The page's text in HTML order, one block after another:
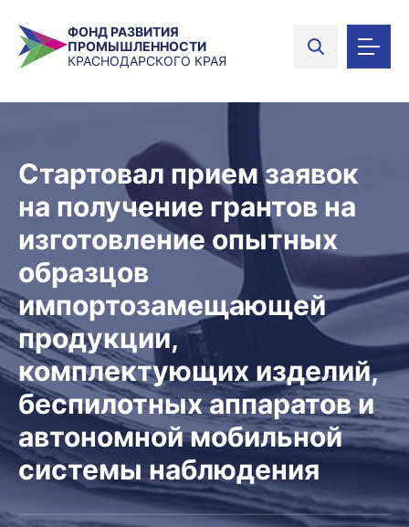
ФОНД РАЗВИТИЯ
ПРОМЫШЛЕННОСТИ
КРАСНОДАРСКОГО КРАЯ
Стартовал прием заявок
на получение грантов на
изготовление опытных
образцов
импортозамещающей
продукции,
комплектующих изделий,
беспилотных аппаратов и
автономной мобильной
системы наблюдения